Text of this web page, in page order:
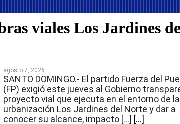
viales Los Jardines
agosto 7, 2026
SANTO DOMINGO.- El partido Fuerza del
(FP) exigió este jueves al Gobierno
proyecto vial que ejecuta en el entorno de la
urbanización Los Jardines del Norte y dar a
conocer su alcance, impacto […] [...]